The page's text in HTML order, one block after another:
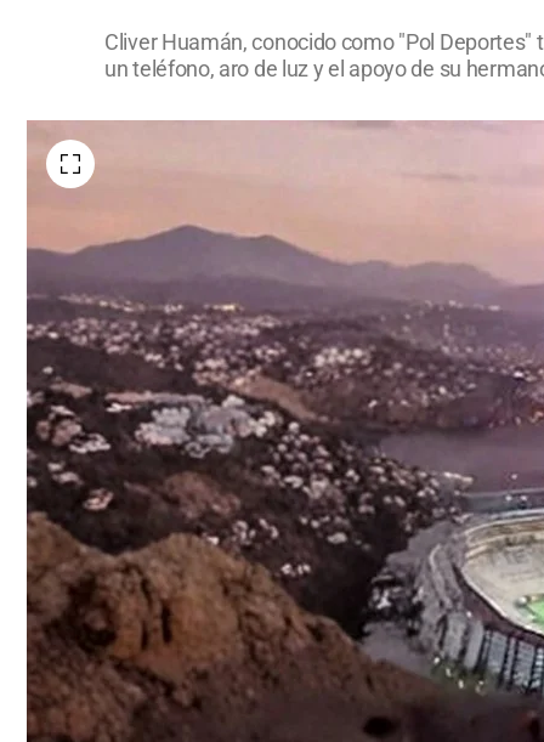
Cliver Huamán, conocido como "Pol
un teléfono, aro de luz y el apoyo de su